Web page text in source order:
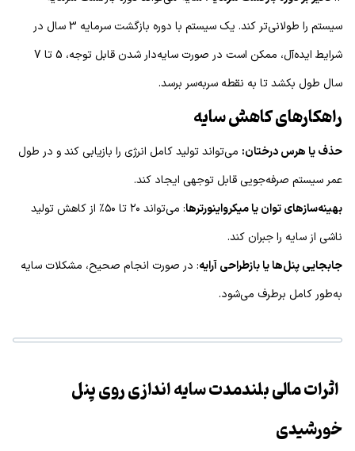
سیستم را طولانی‌تر کند. یک سیستم با دوره بازگشت سرمایه 3 سال در
شرایط ایده‌آل، ممکن است در صورت سایه‌دار شدن قابل توجه، 5 تا 7
سال طول بکشد تا به نقطه سربه‌سر برسد.
راهکارهای کاهش سایه
حذف یا هرس درختان: می‌تواند تولید کامل انرژی را بازیابی کند و در طول
عمر سیستم صرفه‌جویی قابل توجهی ایجاد کند.
بهینه‌سازهای توان یا میکرواینورترها
: می‌تواند ۲۰ تا ۵۰٪ از کاهش تولید
ناشی از سایه را جبران کند.
جابجایی پنل‌ها یا بازطراحی آرایه: در صورت انجام صحیح، مشکلات سایه
به‌طور کامل برطرف می‌شود.
اثرات مالی بلندمدت سایه اندازی روی پنل
خورشیدی